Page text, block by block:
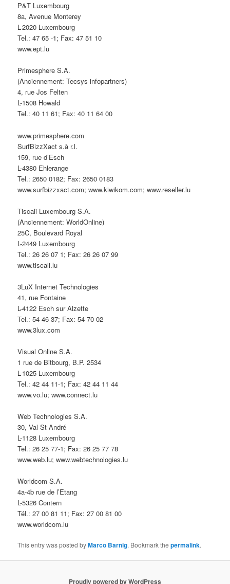
P&T Luxembourg
8a, Avenue Monterey
L-2020 Luxembourg
Tel.: 47 65 -1; Fax: 47 51 10
www.ept.lu
Primesphere S.A.
(Anciennement: Tecsys infopartners)
4, rue Jos Felten
L-1508 Howald
Tel.: 40 11 61; Fax: 40 11 64 00
www.primesphere.com
SurfBizzXact s.à r.l.
159, rue d’Esch
L-4380 Ehlerange
Tel.: 2650 0182; Fax: 2650 0183
www.surfbizzxact.com; www.kiwikom.com; www.reseller.lu
Tiscali Luxembourg S.A.
(Anciennement: WorldOnline)
25C, Boulevard Royal
L-2449 Luxembourg
Tel.: 26 26 07 1; Fax: 26 26 07 99
www.tiscali.lu
3LuX Internet Technologies
41, rue Fontaine
L-4122 Esch sur Alzette
Tel.: 54 46 37; Fax: 54 70 02
www.3lux.com
Visual Online S.A.
1 rue de Bitbourg, B.P. 2534
L-1025 Luxembourg
Tel.: 42 44 11-1; Fax: 42 44 11 44
www.vo.lu; www.connect.lu
Web Technologies S.A.
30, Val St André
L-1128 Luxembourg
Tel.: 26 25 77-1; Fax: 26 25 77 78
www.web.lu; www.webtechnologies.lu
Worldcom S.A.
4a-4b rue de l’Etang
L-5326 Contern
Tél.: 27 00 81 11; Fax: 27 00 81 00
www.worldcom.lu
This entry was posted byMarco Barnig. Bookmark thepermalink.
Proudly powered by WordPress